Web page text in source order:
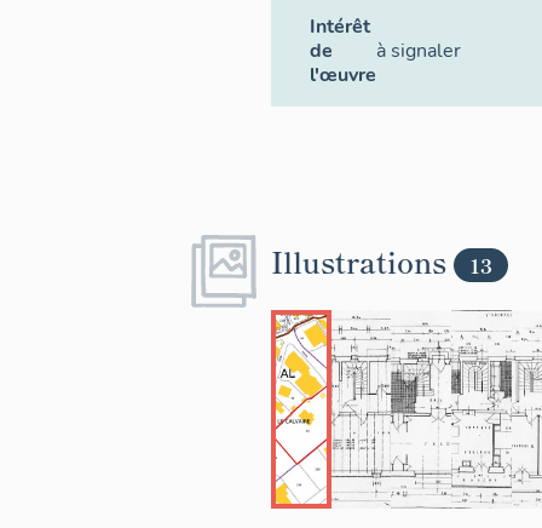
Intérêt
de
l'œuvre
à signaler
Illustrations 13